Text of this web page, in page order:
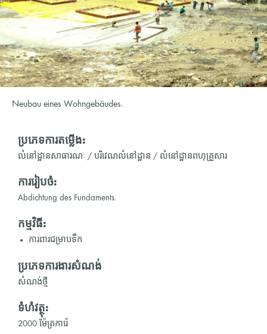
Neubau eines Wohngebäudes.
ប្រភេទការតម្លើង:
លំនៅដ្ឋានសាធារណៈ / បរិវេណលំនៅដ្ឋាន / លំនៅដ្ឋានពហុគ្រួសារ
ការរៀបចំ:
Abdichtung des Fundaments.
កម្មវិធី:
ការពារជម្រាបទឹក
ប្រភេទការងារសំណង់
សំណង់ថ្មី
ទំហំវត្ថុ:
2000 ម៉ែត្រការ៉េ